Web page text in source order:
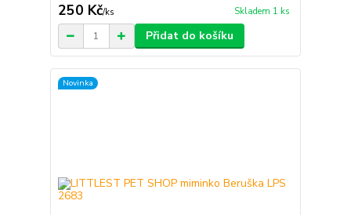
250 Kč/ks Skladem 1 ks
Přidat do košíku
Novinka